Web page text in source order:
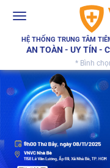
Toggle
HỆ THỐNG TRUNG TÂM
AN TOÀN - UY TÍN -
* Bình